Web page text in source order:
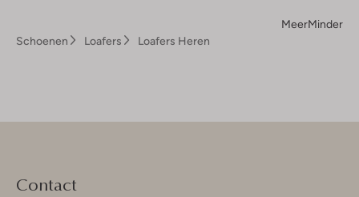
MeerMinder
Schoenen
Loafers Loafers Heren
Contact